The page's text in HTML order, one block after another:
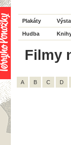
Plakáty
Hudba
Filmy
A B C D